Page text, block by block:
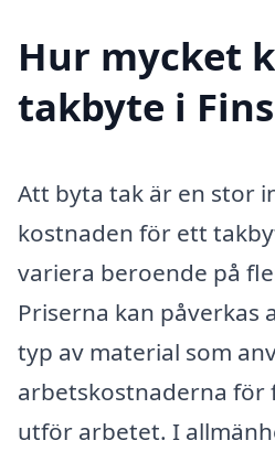
Hur mycket
takbyte i
Att byta tak är en stor
kostnaden för ett
variera beroende på
Priserna kan påverkas
typ av material som
arbetskostnaderna för
utför arbetet. I